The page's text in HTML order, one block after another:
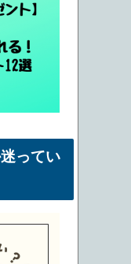
ってい